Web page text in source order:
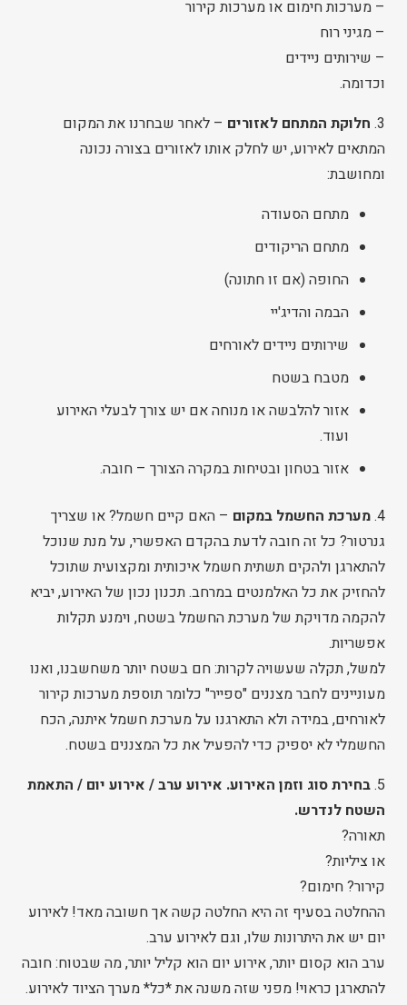
– מערכות חימום או מערכות קירור
– מגיני רוח
– שירותים ניידים
וכדומה.
3. חלוקת המתחם לאזורים – לאחר שבחרנו את המקום
המתאים לאירוע, יש לחלק אותו לאזורים בצורה נכונה
ומחושבת:
מתחם הסעודה
מתחם הריקודים
החופה (אם זו חתונה)
הבמה והדיג'יי
שירותים ניידים לאורחים
מטבח בשטח
אזור להלבשה או מנוחה אם יש צורך לבעלי האירוע
ועוד.
אזור בטחון ובטיחות במקרה הצורך – חובה.
4. מערכת החשמל במקום – האם קיים חשמל? או שצריך
גנרטור? כל זה חובה לדעת בהקדם האפשרי, על מנת שנוכל
להתארגן ולהקים תשתית חשמל איכותית ומקצועית שתוכל
להחזיק את כל האלמנטים במרחב. תכנון נכון של האירוע, יביא
להקמה מדויקת של מערכת החשמל בשטח, וימנע תקלות
אפשריות.
למשל, תקלה שעשויה לקרות: חם בשטח יותר משחשבנו, ואנו
מעוניינים לחבר מצננים "ספייר" כלומר תוספת מערכות קירור
לאורחים, במידה ולא התארגנו על מערכת חשמל איתנה, הכח
החשמלי לא יספיק כדי להפעיל את כל המצננים בשטח.
5. בחירת סוג וזמן האירוע. אירוע ערב / אירוע יום / התאמת
השטח לנדרש.
תאורה?
או ציליות?
קירור? חימום?
ההחלטה בסעיף זה היא החלטה קשה אך חשובה מאד! לאירוע
יום יש את היתרונות שלו, וגם לאירוע ערב.
ערב הוא קסום יותר, אירוע יום הוא קליל יותר, מה שבטוח: חובה
להתארגן כראוי! מפני שזה משנה את *כל* מערך הציוד לאירוע.